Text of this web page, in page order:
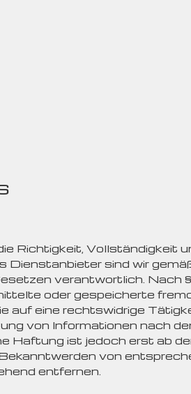
Richtigkeit, Vollständigkeit
Dienstanbieter sind wir
verantwortlich. Nach
oder gespeicherte
auf eine rechtswidrige
von Informationen nach
Haftung ist jedoch erst ab
von
entfernen.